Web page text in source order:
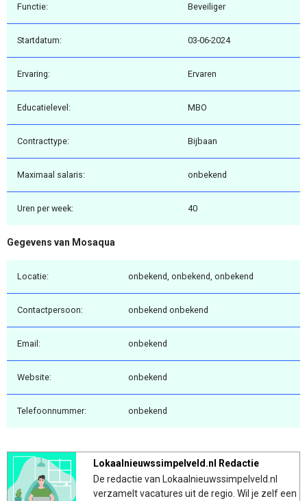
Functie: Beveiliger
Startdatum: 03-06-2024
Ervaring: Ervaren
Educatielevel: MBO
Contracttype: Bijbaan
Maximaal salaris: onbekend
Uren per week: 40
Gegevens van Mosaqua
Locatie: onbekend, onbekend, onbekend
Contactpersoon: onbekend onbekend
Email: onbekend
Website: onbekend
Telefoonnummer: onbekend
Lokaalnieuwssimpelveld.nl Redactie
De redactie van Lokaalnieuwssimpelveld.nl
verzamelt vacatures uit de regio. Wil je zelf een